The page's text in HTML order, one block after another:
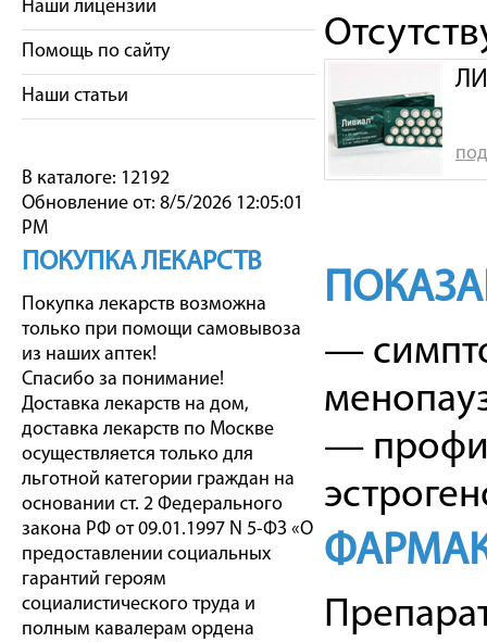
Наши лицензии
Помощь по сайту
Наши статьи
В каталоге: 12192
Обновление от: 8/5/2026 12:05:01
PM
ПОКУПКА ЛЕКАРСТВ
Покупка лекарств возможна
только при помощи самовывоза
из наших аптек!
Спасибо за понимание!
Доставка лекарств на дом,
доставка лекарств по Москве
осуществляется только для
льготной категории граждан на
основании ст. 2 Федерального
закона РФ от 09.01.1997 N 5-ФЗ «О
предоставлении социальных
гарантий героям
социалистического труда и
полным кавалерам ордена
—
—